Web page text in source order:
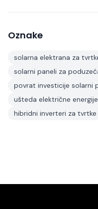
Oznake
solarna elektrana za
solarni paneli za
povrat investicije solarni
ušteda električne
hibridni inverteri za tvrtke